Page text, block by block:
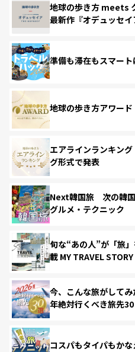
地球の歩き方 meets
最新作『オデュッセイ
準備も滞在もスマー
地球の歩き方アワー
エアラインランキン
グ形式で発表
Next韓国旅 次の韓国
グルメ・テクニック
旬な“あの人”が「旅
載 MY TRAVEL STORY
今、こんな旅がして
年絶対行くべき旅先30
コスパもタイパもか